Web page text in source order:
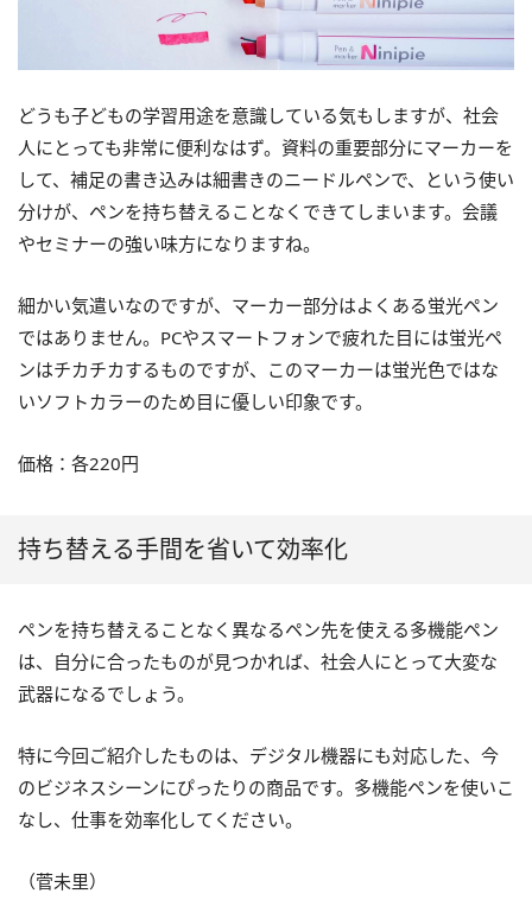
どうも子どもの学習用途を意識している気もしますが、社会
人にとっても非常に便利なはず。資料の重要部分にマーカーを
して、補足の書き込みは細書きのニードルペンで、という使い
分けが、ペンを持ち替えることなくできてしまいます。会議
やセミナーの強い味方になりますね。
細かい気遣いなのですが、マーカー部分はよくある蛍光ペン
ではありません。PCやスマートフォンで疲れた目には蛍光ペ
ンはチカチカするものですが、このマーカーは蛍光色ではな
いソフトカラーのため目に優しい印象です。
価格：各220円
持ち替える手間を省いて効率化
ペンを持ち替えることなく異なるペン先を使える多機能ペン
は、自分に合ったものが見つかれば、社会人にとって大変な
武器になるでしょう。
特に今回ご紹介したものは、デジタル機器にも対応した、今
のビジネスシーンにぴったりの商品です。多機能ペンを使いこ
なし、仕事を効率化してください。
（菅未里）